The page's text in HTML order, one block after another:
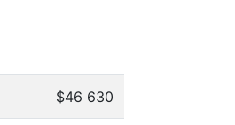
$46 630